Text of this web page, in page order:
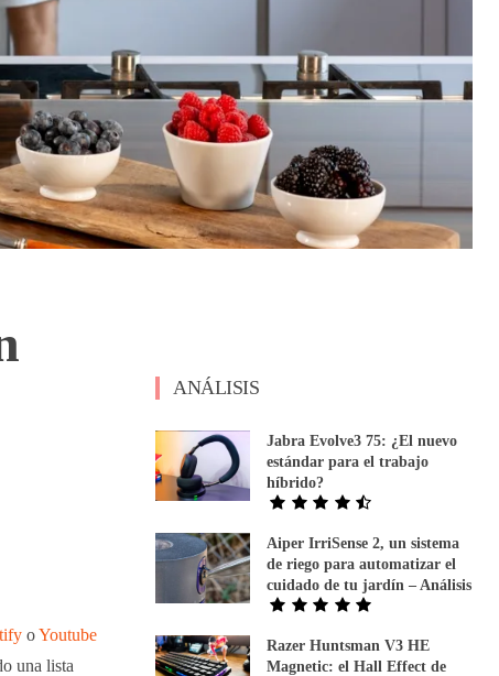
oYoutube
una lista
ANÁLISIS
Jabra Evolve3 75: ¿El nuevo
estándar para el trabajo
híbrido?
Aiper IrriSense 2, un sistema
de riego para automatizar el
cuidado de tu jardín – Análisis
Razer Huntsman V3 HE
Magnetic: el Hall Effect de